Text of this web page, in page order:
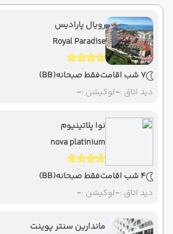
رویال پارادیس
Royal Paradise
7 شب اقامت فقط صبحانه(BB)
دید اتاق :-لوکیشن :-
نوا پلاتینیوم
nova platinium
4 شب اقامت فقط صبحانه(BB)
دید اتاق :-لوکیشن :-
ماندارین سنتر پوینت